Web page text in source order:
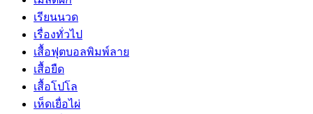
เรียนนวด
เรื่องทั่วไป
เสื้อฟุตบอลพิมพ์ลาย
เสื้อยืด
เสื้อโปโล
เห็ดเยื่อไผ่